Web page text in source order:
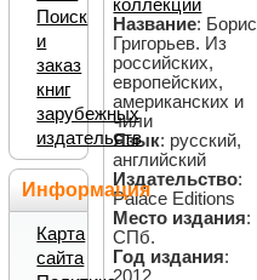
коллекций
Название: Борис
Григорьев. Из
российских,
европейских,
американских и
чили
Язык: русский,
английский
Издательство:
Palace Editions
Место издания:
СПб.
Год издания:
Поиск
и
заказ
книг
зарубежных
издательств
Информация
Карта
сайта